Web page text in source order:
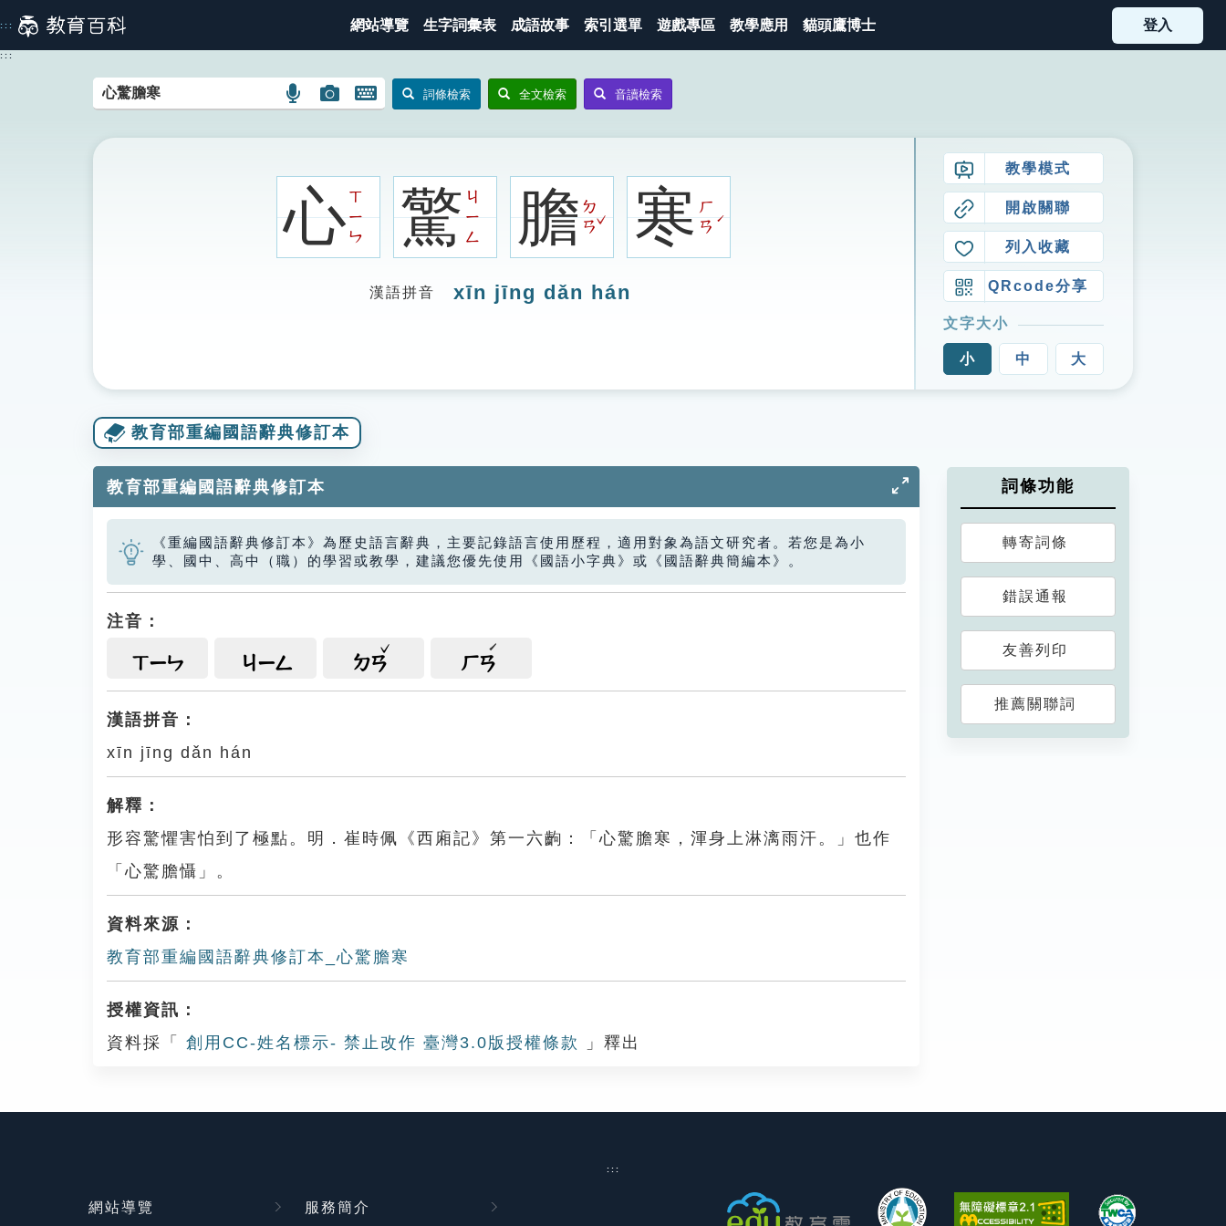
到
主
::: 網站導覽 生字詞彙表 成語故事 索引選單 遊戲專區 教學應用 貓頭鷹博士 登入
:::
語
搜
圖
示
圖
搜
圖
開
鍵
圖
詞條檢索 全文檢索 音讀檢索
心ㄒ
ㄧ
ㄣ
驚ㄐ
ㄧ
ㄥ
膽ㄉ
ㄢ
ˇ 寒ㄏ
ㄢ
ˊ
漢語拼音 xīn jīng dǎn hán
教學模式
開啟關聯
列入收藏
QRcode分享
文字大小
小 中 大
教育部重編國語辭典修訂本
教育部重編國語辭典修訂本
《重編國語辭典修訂本》為歷史語言辭典，主要記錄語言使用歷程，適用對象為語文研究者。若您是為小
學、國中、高中（職）的學習或教學，建議您優先使用《國語小字典》或《國語辭典簡編本》。
注音：
ㄒㄧㄣ ㄐㄧㄥ ㄉㄢ ㄏㄢ
漢語拼音：
xīn jīng dǎn hán
解釋：
形容驚懼害怕到了極點。明．崔時佩《西廂記》第一六齣：「心驚膽寒，渾身上淋漓雨汗。」也作
「心驚膽懾」。
資料來源：
教育部重編國語辭典修訂本_心驚膽寒
授權資訊：
資料採「
創用CC-姓名標示- 禁止改作 臺灣3.0版授權條款 」釋出
詞條功能
轉寄詞條
錯誤通報
友善列印
推薦關聯詞
:::
網站導覽 服務簡介